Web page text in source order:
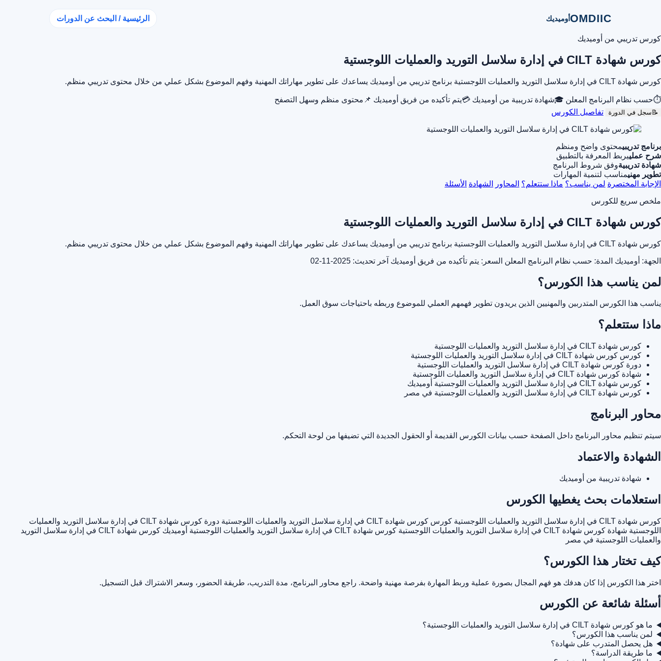
OMDIICأوميديك الرئيسية / البحث عن الدورات
كورس تدريبي من أوميديك
كورس شهادة CILT في إدارة سلاسل التوريد والعمليات اللوجستية
كورس شهادة CILT في إدارة سلاسل التوريد والعمليات اللوجستية برنامج تدريبي من أوميديك يساعدك على تطوير مهاراتك المهنية وفهم الموضوع بشكل عملي من خلال محتوى تدريبي منظم.
⏱حسب نظام البرنامج المعلن 🎓شهادة تدريبية من أوميديك 💳يتم تأكيده من فريق أوميديك 📌 محتوى منظم وسهل التصفح
📝 سجل في الدورة تفاصيل الكورس
برنامج تدريبيمحتوى واضح ومنظم
شرح عملييربط المعرفة بالتطبيق
شهادة تدريبيةوفق شروط البرنامج
تطوير مهنيمناسب لتنمية المهارات
الإجابة المختصرة لمن يناسب؟ ماذا ستتعلم؟ المحاور الشهادة الأسئلة
ملخص سريع للكورس
كورس شهادة CILT في إدارة سلاسل التوريد والعمليات اللوجستية
كورس شهادة CILT في إدارة سلاسل التوريد والعمليات اللوجستية برنامج تدريبي من أوميديك يساعدك على تطوير مهاراتك المهنية وفهم الموضوع بشكل عملي من خلال محتوى تدريبي منظم.
الجهة: أوميديك المدة: حسب نظام البرنامج المعلن السعر: يتم تأكيده من فريق أوميديك آخر تحديث: 2025-11-02
لمن يناسب هذا الكورس؟
يناسب هذا الكورس المتدربين والمهنيين الذين يريدون تطوير فهمهم العملي للموضوع وربطه باحتياجات سوق العمل.
ماذا ستتعلم؟
كورس شهادة CILT في إدارة سلاسل التوريد والعمليات اللوجستية
كورس كورس شهادة CILT في إدارة سلاسل التوريد والعمليات اللوجستية
دورة كورس شهادة CILT في إدارة سلاسل التوريد والعمليات اللوجستية
شهادة كورس شهادة CILT في إدارة سلاسل التوريد والعمليات اللوجستية
كورس شهادة CILT في إدارة سلاسل التوريد والعمليات اللوجستية أوميديك
كورس شهادة CILT في إدارة سلاسل التوريد والعمليات اللوجستية في مصر
محاور البرنامج
سيتم تنظيم محاور البرنامج داخل الصفحة حسب بيانات الكورس القديمة أو الحقول الجديدة التي تضيفها من لوحة التحكم.
الشهادة والاعتماد
شهادة تدريبية من أوميديك
استعلامات بحث يغطيها الكورس
كورس شهادة CILT في إدارة سلاسل التوريد والعمليات اللوجستية كورس كورس شهادة CILT في إدارة سلاسل التوريد والعمليات اللوجستية
دورة كورس شهادة CILT في إدارة سلاسل التوريد والعمليات
اللوجستية شهادة كورس شهادة CILT في إدارة سلاسل التوريد والعمليات اللوجستية كورس شهادة CILT في إدارة سلاسل التوريد والعمليات اللوجستية أوميديك
كورس شهادة CILT في إدارة سلاسل التوريد
والعمليات اللوجستية في مصر
كيف تختار هذا الكورس؟
اختر هذا الكورس إذا كان هدفك هو فهم المجال بصورة عملية وربط المهارة بفرصة مهنية واضحة. راجع محاور البرنامج، مدة التدريب، طريقة الحضور، وسعر الاشتراك قبل التسجيل.
أسئلة شائعة عن الكورس
ما هو كورس شهادة CILT في إدارة سلاسل التوريد والعمليات اللوجستية؟
لمن يناسب هذا الكورس؟
هل يحصل المتدرب على شهادة؟
ما طريقة الدراسة؟